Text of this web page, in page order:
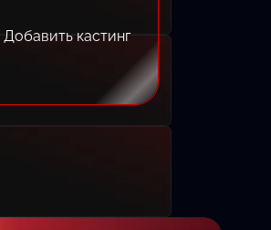
Добавить кастинг